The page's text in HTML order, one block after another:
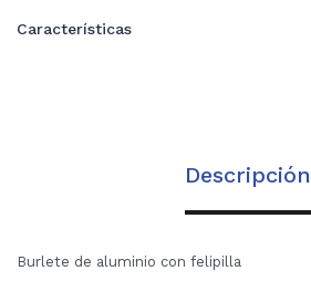
Características
Descripción
Burlete de aluminio con felipilla